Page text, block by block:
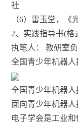
社
（6）雷玉堂，《
2、实践指导书(格
执笔人： 教研室
全国青少年机器
全国青少年机器
面向青少年机器
电子学会是工业